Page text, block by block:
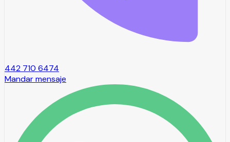
442 710 6474
Mandar mensaje